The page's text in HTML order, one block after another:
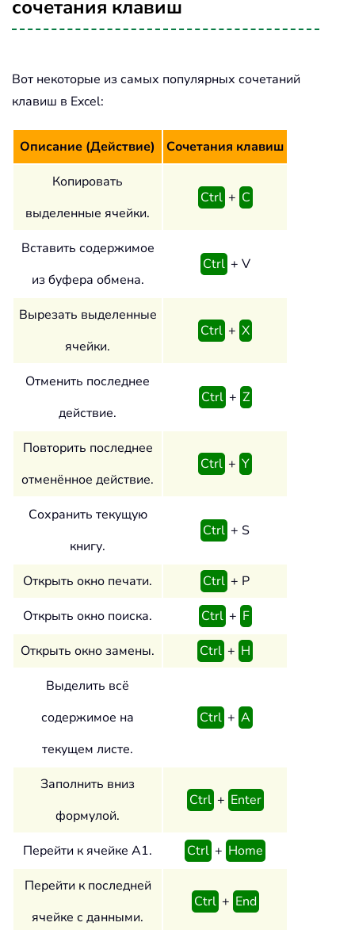
сочетания клавиш
Вот некоторые из самых популярных сочетаний
клавиш в Excel:
Описание (Действие)
Сочетания клавиш
Копировать
выделенные ячейки.
Ctrl + C
Вставить содержимое
из буфера обмена.
Ctrl + V
Вырезать выделенные
ячейки.
Ctrl + X
Отменить последнее
действие.
Ctrl + Z
Повторить последнее
отменённое действие.
Ctrl + Y
Сохранить текущую
книгу.
Ctrl + S
Открыть окно печати. Ctrl + P
Открыть окно поиска.
Ctrl + F
Открыть окно замены.
Ctrl + H
Выделить всё
содержимое на
текущем листе.
Ctrl + A
Заполнить вниз
формулой.
Ctrl + Enter
Перейти к ячейке A1. Ctrl + Home
Перейти к последней
ячейке с данными.
Ctrl + End